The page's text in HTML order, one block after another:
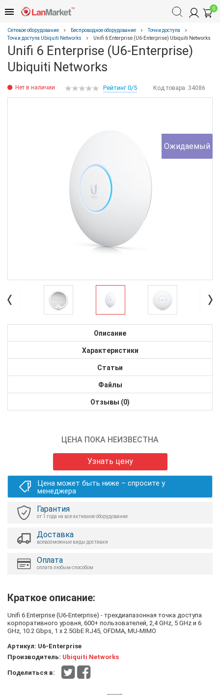
0
Сетевое оборудование Беспроводное оборудование
Точки доступа
Точки доступа Ubiquiti Networks
Unifi 6 Enterprise (U6-Enterprise) Ubiquiti Networks
Unifi 6 Enterprise (U6-Enterprise)
Ubiquiti Networks
Нет в наличии Код товара: 34086
Рейтинг 0/5
Ожидаемый
Описание
Характеристики
Статьи
Файлы
Отзывы (0)
ЦЕНА ПОКА НЕИЗВЕСТНА
Узнать цену
Цена может быть ниже – спросите у
менеджера
Гарантия
от 1 года на все активное оборудование
Доставка
всевозможные виды доставки
Оплата
оплата любым способом
Краткое описание:
Unifi 6 Enterprise (U6-Enterprise) - трехдиапазонная точка доступа
корпоративного уровня, 600+ пользователей, 2,4 GHz, 5 GHz и 6
GHz, 10.2 Gbps, 1 х 2.5GbE RJ45, OFDMA, MU-MIMO
Артикул: U6-Enterprise
Производитель: Ubiquiti Networks
Поделиться в: